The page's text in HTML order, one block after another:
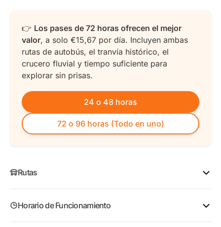
👉 Los pases de 72 horas ofrecen el mejor
valor, a solo €15,67 por día. Incluyen ambas
rutas de autobús, el tranvía histórico, el
crucero fluvial y tiempo suficiente para
explorar sin prisas.
24 o 48 horas
72 o 96 horas (Todo en uno)
Rutas
están en el corazón del centro. Los puntos de partida
Horario de Funcionamiento